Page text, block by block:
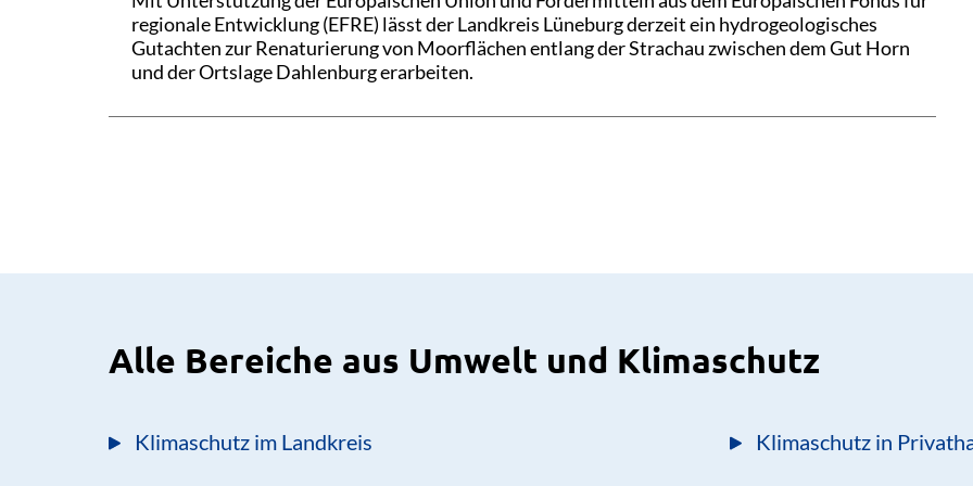
regionale Entwicklung (EFRE) lässt der Landkreis Lüneburg derzeit ein hydrogeologisches
Gutachten zur Renaturierung von Moorflächen entlang der Strachau zwischen dem Gut Horn
und der Ortslage Dahlenburg erarbeiten.
Alle Bereiche aus Umwelt und Klimaschutz
Klimaschutz im Landkreis Klimaschutz in